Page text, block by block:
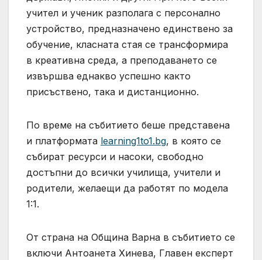
учител и ученик разполага с персонално
устройство, предназначено единствено за
обучение, класната стая се трансформира
в креативна среда, а преподаването се
извършва еднакво успешно както
присъствено, така и дистанционно.
По време на събитието беше представена
и платформата learning1to1.bg, в която се
събират ресурси и насоки, свободно
достъпни до всички училища, учители и
родители, желаещи да работят по модела
1:1.
От страна на Община Варна в събитието се
включи Антоанета Хинева, Главен експерт